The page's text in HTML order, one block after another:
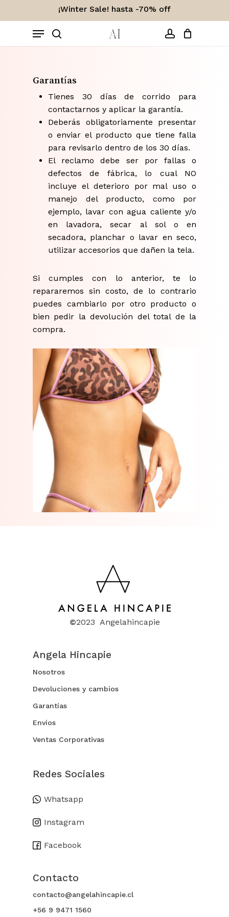
to
content
¡Winter Sale! hasta -70% off
search account
Menu
Carro Close
No hay productos en el carrito.
Go To Shop
Subtotal:
Garantías
Tienes 30 días de corrido para
contactarnos y aplicar la garantía.
Deberás obligatoriamente presentar
o enviar el producto que tiene falla
para revisarlo dentro de los 30 días.
El reclamo debe ser por fallas o
defectos de fábrica, lo cual NO
incluye el deterioro por mal uso o
manejo del producto, como por
ejemplo, lavar con agua caliente y/o
en lavadora, secar al sol o en
secadora, planchar o lavar en seco,
utilizar accesorios que dañen la tela.
Si cumples con lo anterior, te lo
repararemos sin costo, de lo contrario
puedes cambiarlo por otro producto o
bien pedir la devolución del total de la
compra.
©2023 Angelahincapie
Angela Hincapie
Nosotros
Devoluciones y cambios
Garantías
Envíos
Ventas Corporativas
Redes Sociales
Whatsapp
Instagram
Facebook
Contacto
contacto@angelahincapie.cl
+56 9 9471 1560